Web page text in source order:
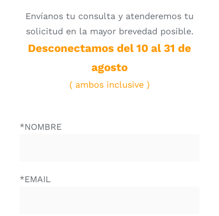
Envíanos tu consulta y atenderemos tu
solicitud en la mayor brevedad posible.
Desconectamos del 10 al 31 de
agosto
( ambos inclusive )
*NOMBRE
*EMAIL